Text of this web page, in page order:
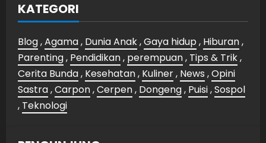
KATEGORI
Blog,Agama, Dunia Anak,Gaya hidup , Hiburan,
Parenting, Pendidikan, perempuan, Tips & Trik,
Cerita Bunda, Kesehatan, Kuliner, News ,Opini
Sastra,Carpon,Cerpen, Dongeng, Puisi,Sospol
, Teknologi